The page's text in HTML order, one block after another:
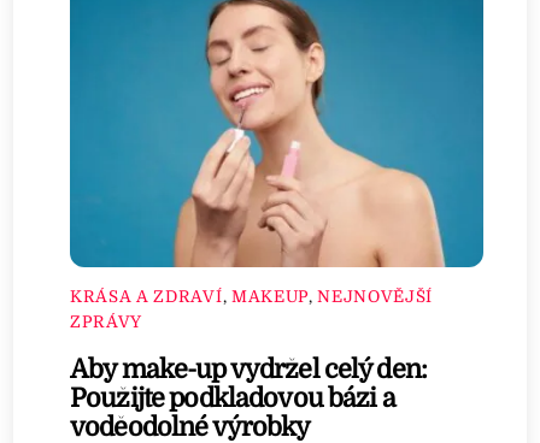
KRÁSA A ZDRAVÍ, MAKEUP,NEJNOVĚJŠÍ
ZPRÁVY
Aby make-up vydržel celý den:
Použijte podkladovou bázi a
voděodolné výrobky